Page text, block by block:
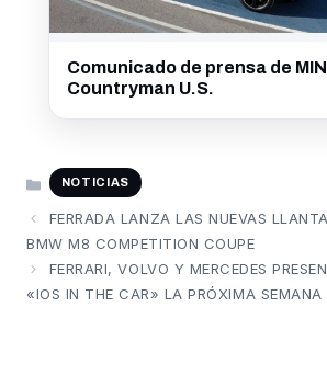
Comunicado de prensa de
Countryman U.S.
CATEGORÍAS
NOTICIAS
FERRADA LANZA LAS NUEVAS
BMW M8 COMPETITION COUPE
FERRARI, VOLVO Y MERCEDES
«IOS IN THE CAR» LA PRÓXIMA SEMANA